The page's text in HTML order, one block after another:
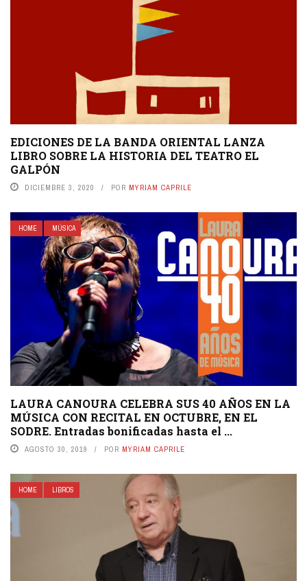
EDICIONES DE LA BANDA ORIENTAL LANZA
LIBRO SOBRE LA HISTORIA DEL TEATRO EL
GALPÓN
DICIEMBRE 3, 2020 POR MYRIAM CAPRILE
HOME MÚSICA
LAURA CANOURA CELEBRA SUS 40 AÑOS EN LA
MÚSICA CON RECITAL EN OCTUBRE, EN EL
SODRE. Entradas bonificadas hasta el ...
AGOSTO 30, 2019 POR MYRIAM CAPRILE
HOME LIBROS